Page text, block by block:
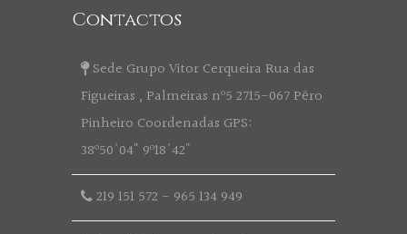
Contactos
Sede Grupo Vitor Cerqueira Rua das
Figueiras , Palmeiras nº5 2715-067 Pêro
Pinheiro Coordenadas GPS:
38º50'04" 9º18'42"
219 151 572 - 965 134 949